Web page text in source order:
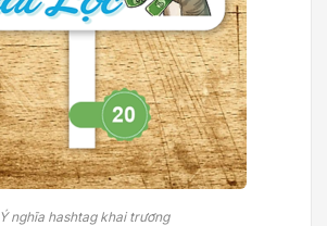
Ý nghĩa hashtag khai trương